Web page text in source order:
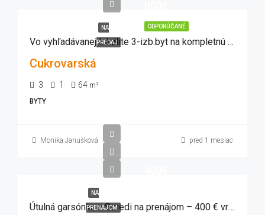
ODPORÚČANÉ
NA
PREDAJ Vo vyhľadávanej lokalite 3-izb.byt na kompletnú rekonštrukciu
Cukrovarská
3 1 64 m²
BYTY
Monika Janušková pred 1 mesiac
NA
PRENÁJOM Útulná garsónka v Seredi na prenájom – 400 € vrátane energií